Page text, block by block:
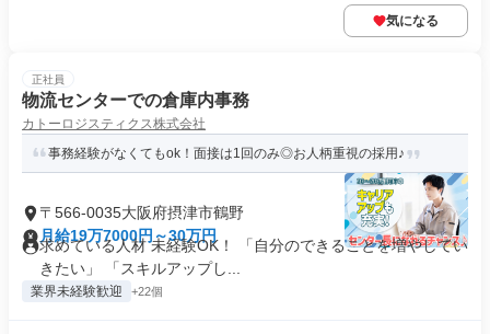
気になる
正社員
物流センターでの倉庫内事務
カトーロジスティクス株式会社
事務経験がなくてもok！面接は1回のみ◎お人柄重視の採用♪
〒566-0035大阪府摂津市鶴野
月給19万7000円～30万円
求めている人材 未経験OK！ 「自分のできることを増やしてい
きたい」 「スキルアップし...
業界未経験歓迎 +22個